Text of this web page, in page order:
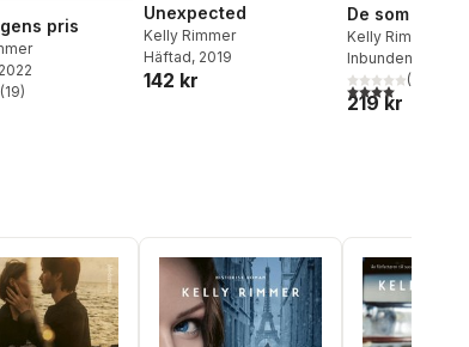
pris
stjärnor. Totalt antal röster:
(19)
Unexpected
Kelly Rimmer
Häftad, 2019
142 kr
De som
Kelly Rimmer
Inbunden
4,0utav 5(
219 kr